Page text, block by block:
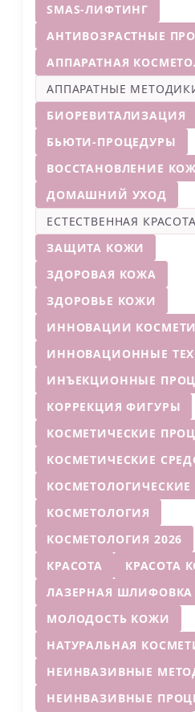
SMAS-ЛИФТИНГ
АНТИВОЗРАСТНЫЕ
АППАРАТНАЯ
АППАРАТНЫЕ
БИОРЕВИТАЛИЗАЦИЯ
БЬЮТИ-ПРОЦЕДУРЫ
ВОССТАНОВЛЕНИЕ
ДОМАШНИЙ УХОД
ЕСТЕСТВЕННАЯ КРАСОТА
ЗАЩИТА КОЖИ
ЗДОРОВАЯ КОЖА
ЗДОРОВЬЕ КОЖИ
ИННОВАЦИИ
ИННОВАЦИОННЫЕ
ИНЪЕКЦИОННЫЕ
КОРРЕКЦИЯ ФИГУРЫ
КОСМЕТИЧЕСКИЕ
КОСМЕТИЧЕСКИЕ
КОСМЕТОЛОГИЧЕСКИЕ
КОСМЕТОЛОГИЯ
КОСМЕТОЛОГИЯ 2026
КРАСОТА
КРАСОТА
ЛАЗЕРНАЯ ШЛИФОВКА
МОЛОДОСТЬ КОЖИ
НАТУРАЛЬНАЯ
НЕИНВАЗИВНЫЕ
НЕИНВАЗИВНЫЕ